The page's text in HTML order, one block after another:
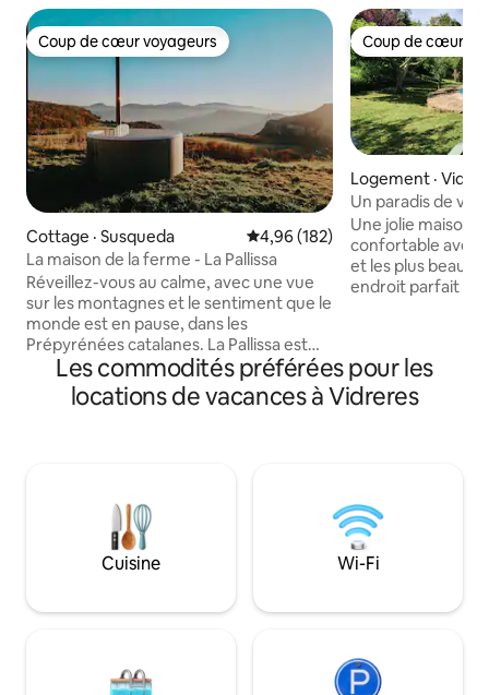
Coup de cœur voyageurs
Coup de cœur voyageurs
Cottage · Susqueda Note moyenne de 4,96 sur 5,
4,96 (182)
La maison de la ferme - La Pallissa
Réveillez-vous au calme, avec une vue
sur les montagnes et le sentiment que le
monde est en pause, dans les
Prépyrénées catalanes. La Pallissa est
une maison de campagne confortable
située dans les Prépyrénées catalanes,
conçue pour ceux qui veulent se
s’écoulent lentement entre la nature,
l’air pur et des couchers de soleil
inoubliables près de Rupit, du Salt de
Sallent et du réservoir de Susqueda.
Coup de cœur
Coup de cœur
Logement ·
Un paradis de
confortable, dans
Une jolie maison
confortable avec
et les plus beaux
endroit parfait
Barcelone
explorer la
sortie
Les commodités préférées pour les
locations de vacances à Vidreres
Cuisine Wi-Fi